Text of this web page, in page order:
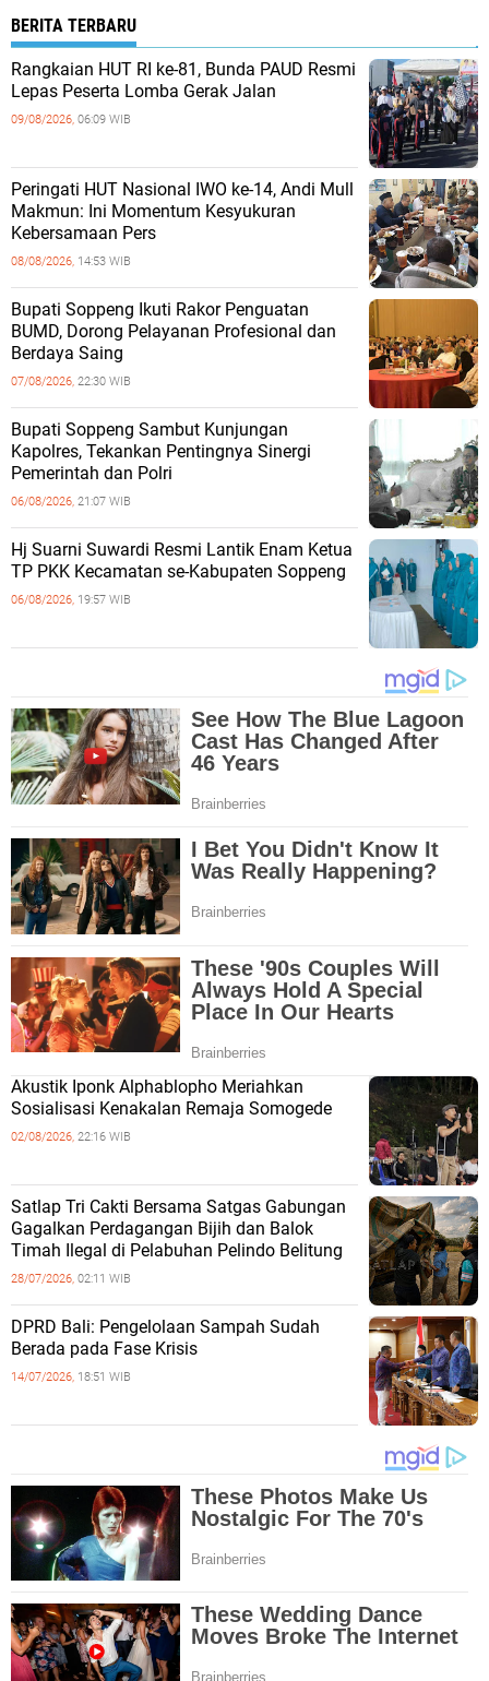
BERITA TERBARU
Rangkaian HUT RI ke-81, Bunda PAUD Resmi
Lepas Peserta Lomba Gerak Jalan
09/08/2026, 06:09 WIB
Peringati HUT Nasional IWO ke-14, Andi Mull
Makmun: Ini Momentum Kesyukuran
Kebersamaan Pers
08/08/2026, 14:53 WIB
Bupati Soppeng Ikuti Rakor Penguatan
BUMD, Dorong Pelayanan Profesional dan
Berdaya Saing
07/08/2026, 22:30 WIB
Bupati Soppeng Sambut Kunjungan
Kapolres, Tekankan Pentingnya Sinergi
Pemerintah dan Polri
06/08/2026, 21:07 WIB
Hj Suarni Suwardi Resmi Lantik Enam Ketua
TP PKK Kecamatan se-Kabupaten Soppeng
06/08/2026, 19:57 WIB
Akustik Iponk Alphablopho Meriahkan
Sosialisasi Kenakalan Remaja Somogede
02/08/2026, 22:16 WIB
Satlap Tri Cakti Bersama Satgas Gabungan
Gagalkan Perdagangan Bijih dan Balok
Timah Ilegal di Pelabuhan Pelindo Belitung
28/07/2026, 02:11 WIB
DPRD Bali: Pengelolaan Sampah Sudah
Berada pada Fase Krisis
14/07/2026, 18:51 WIB